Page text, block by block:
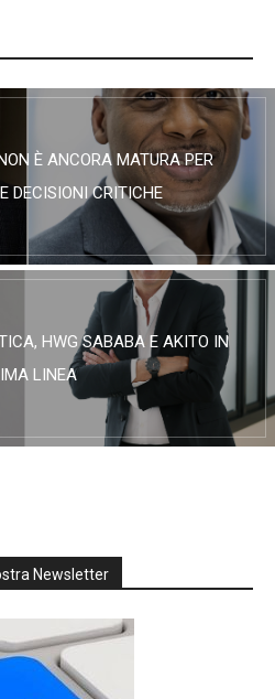
È ANCORA MATURA PER
DECISIONI CRITICHE
HWG SABABA E AKITO IN
LINEA
Newsletter